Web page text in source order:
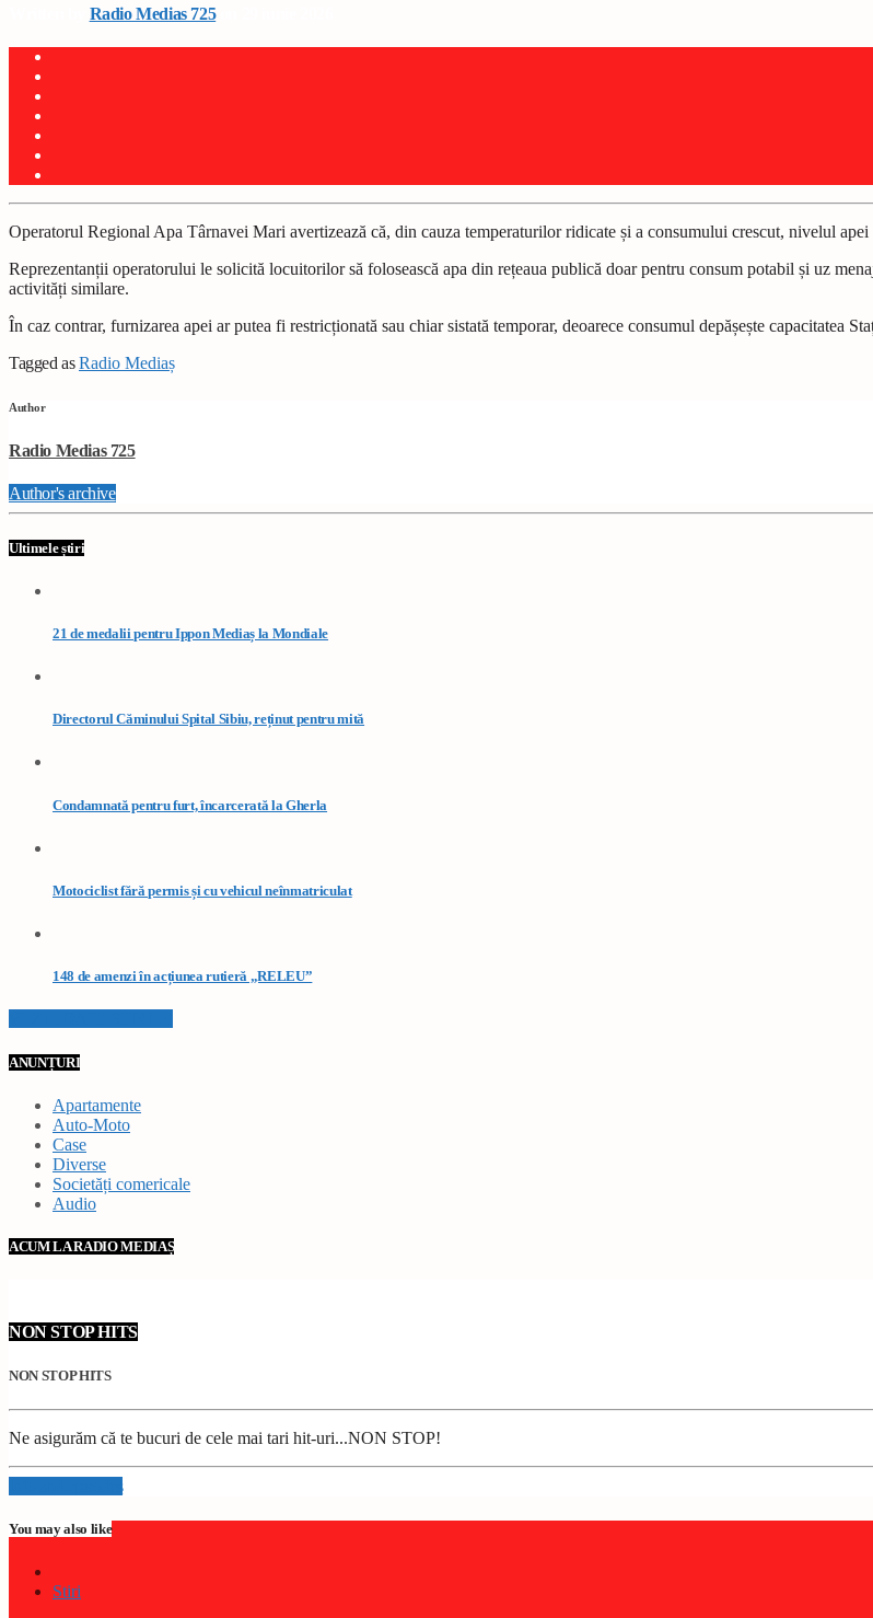
Radio Medias 725on 29 iunie 2026
Operatorul Regional Apa Târnavei Mari avertizează că, din cauza temperaturilor ridicate și a consumului crescut, nivelul
Reprezentanții operatorului le solicită locuitorilor să folosească apa din rețeaua publică doar pentru consum potabil și uz
activități similare.
În caz contrar, furnizarea apei ar putea fi restricționată sau chiar sistată temporar, deoarece consumul depășește capacitatea
Tagged asRadio Mediaș
Author
Radio Medias 725
Author's archive
Ultimele știri
21 de medalii pentru Ippon Mediaș la Mondiale
Directorul Căminului Spital Sibiu, reținut pentru mită
Condamnată pentru furt, încarcerată la Gherla
Motociclist fără permis și cu vehicul neînmatriculat
148 de amenzi în acțiunea rutieră „RELEU”
ANUNȚURI
Apartamente
Auto-Moto
Case
Diverse
Societăți comericale
Audio
ACUM LA RADIO MEDIAȘ
NON STOP HITS
NON STOP HITS
Ne asigurăm că te bucuri de cele mai tari hit-uri...NON STOP!
Info and episodes
You may also like
Stiri